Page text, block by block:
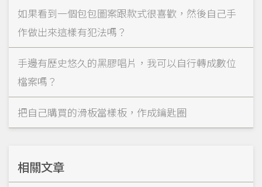
如果看到一個包包圖案跟款式很喜歡，然後自己手
作做出來這樣有犯法嗎？
手邊有歷史悠久的黑膠唱片，我可以自行轉成數位
檔案嗎？
把自己購買的滑板當樣板，作成鑰匙圈
相關文章